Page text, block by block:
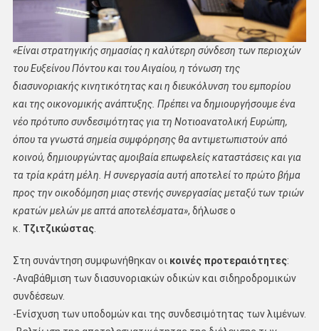
«Είναι στρατηγικής σημασίας η καλύτερη σύνδεση των περιοχών
του Ευξείνου Πόντου και του Αιγαίου, η τόνωση της
διασυνοριακής κινητικότητας και η διευκόλυνση του εμπορίου
και της οικονομικής ανάπτυξης. Πρέπει να δημιουργήσουμε ένα
νέο πρότυπο συνδεσιμότητας για τη Νοτιοανατολική Ευρώπη,
όπου τα γνωστά σημεία συμφόρησης θα αντιμετωπιστούν από
κοινού, δημιουργώντας αμοιβαία επωφελείς καταστάσεις και για
τα τρία κράτη μέλη. Η συνεργασία αυτή αποτελεί το πρώτο βήμα
προς την οικοδόμηση μιας στενής συνεργασίας μεταξύ των τριών
κρατών μελών με απτά αποτελέσματα», δήλωσε ο
κ. Τζιτζικώστας.
Στη συνάντηση συμφωνήθηκαν οι κοινές προτεραιότητες:
-Αναβάθμιση των διασυνοριακών οδικών και σιδηροδρομικών
συνδέσεων.
-Ενίσχυση των υποδομών και της συνδεσιμότητας των λιμένων.